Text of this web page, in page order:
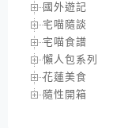
國外遊記
宅喵隨談
宅喵食譜
懶人包系列
花蓮美食
隨性開箱